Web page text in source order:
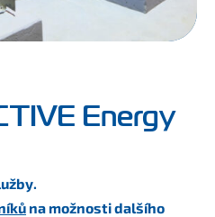
Energy
na možnosti dalšího